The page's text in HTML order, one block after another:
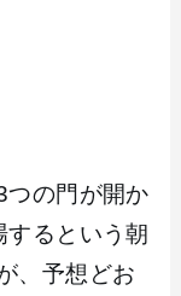
つの門が開か
るという朝
、予想どお